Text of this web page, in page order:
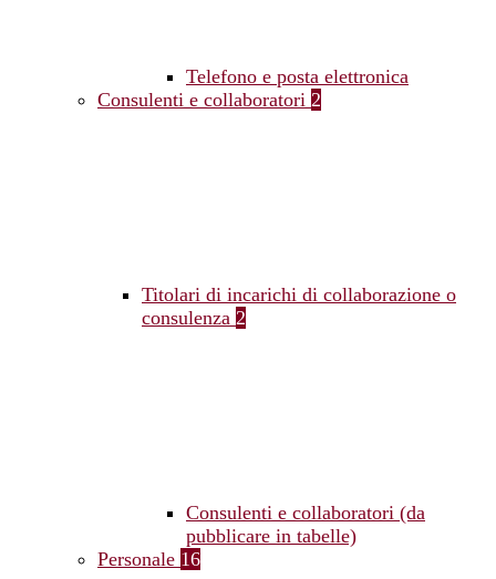
Telefono e posta elettronica
Consulenti e collaboratori 2
Titolari di incarichi di collaborazione o
consulenza 2
Consulenti e collaboratori (da
pubblicare in tabelle)
Personale 16